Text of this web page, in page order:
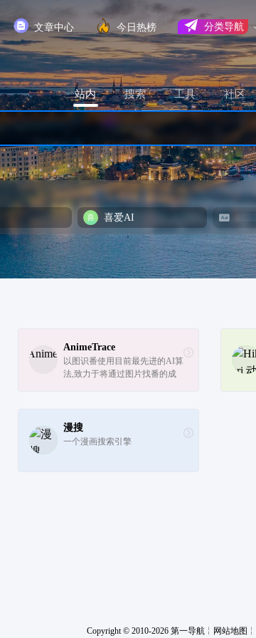
文章中心 今日热榜 分类导航
站内 搜索 工具 社区
喜爱AI
AnimeTrace
以图识番使用目前最先进的AI算
法,致力于将通过图片找番的成
用于寻找人物CP。
漫搜
一个漫画搜索引擎
Copyright © 2010-2026 第一导航 ╎ 网站地图 ╎